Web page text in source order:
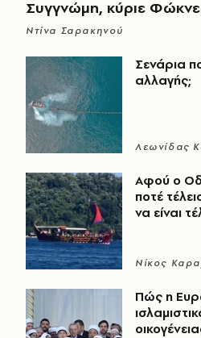
Συγγνώμη, κύριε
Ντίνα Σαρακηνού
Σενάρια
αλλαγής;
Λεωνίδας
Αφού ο
ποτέ
να είναι
Νίκος
Πώς η